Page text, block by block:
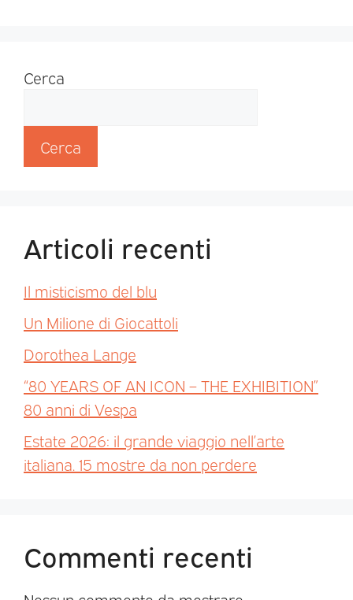
Cerca
Cerca
Articoli recenti
Il misticismo del blu
Un Milione di Giocattoli
Dorothea Lange
“80 YEARS OF AN ICON – THE EXHIBITION”
80 anni di Vespa
Estate 2026: il grande viaggio nell’arte
italiana. 15 mostre da non perdere
Commenti recenti